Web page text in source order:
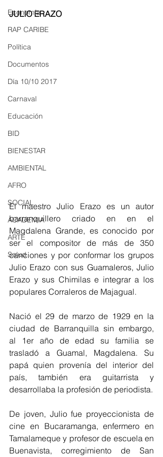
Economía
RAP CARIBE
Política
Documentos
Día 10/10 2017
Carnaval
Educación
BID
BIENESTAR
AMBIENTAL
AFRO
SOCIAL
ACADEMIA
ARTE
Salud
JULIO ERAZO
El maestro Julio Erazo es un autor
barranquillero criado en en el
Magdalena Grande, es conocido por
ser el compositor de más de 350
canciones y por conformar los grupos
Julio Erazo con sus Guamaleros, Julio
Erazo y sus Chimilas e integrar a los
populares Corraleros de Majagual.
Nació el 29 de marzo de 1929 en la
ciudad de Barranquilla sin embargo,
al 1er año de edad su familia se
trasladó a Guamal, Magdalena. Su
papá quien provenía del interior del
país, también era guitarrista y
desarrollaba la profesión de periodista.
De joven, Julio fue proyeccionista de
cine en Bucaramanga, enfermero en
Tamalameque y profesor de escuela en
Buenavista, corregimiento de San